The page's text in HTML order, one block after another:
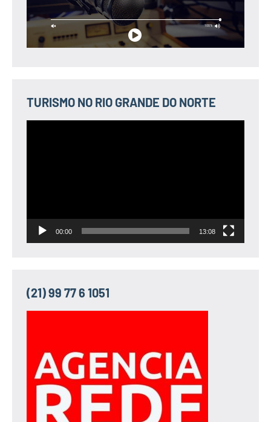
TURISMO NO RIO GRANDE DO NORTE
00:00 13:08
(21) 99 77 6 1051